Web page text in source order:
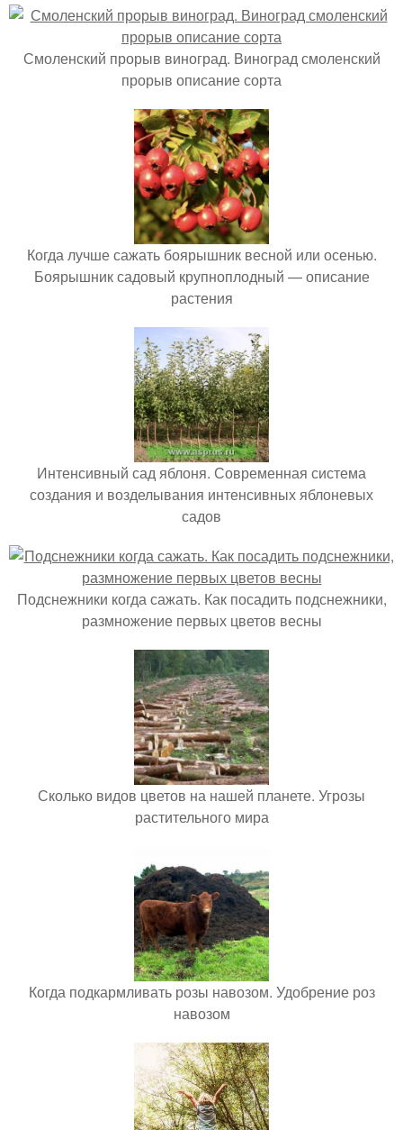
Смоленский прорыв виноград. Виноград смоленский
прорыв описание сорта
Когда лучше сажать боярышник весной или осенью.
Боярышник садовый крупноплодный — описание
растения
Интенсивный сад яблоня. Современная система
создания и возделывания интенсивных яблоневых
садов
Подснежники когда сажать. Как посадить подснежники,
размножение первых цветов весны
Сколько видов цветов на нашей планете. Угрозы
растительного мира
Когда подкармливать розы навозом. Удобрение роз
навозом